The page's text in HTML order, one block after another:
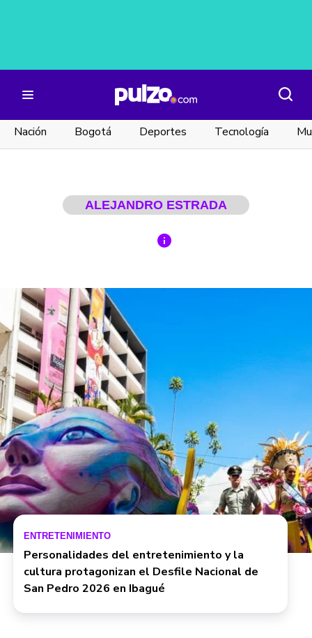
Nación Bogotá Deportes Tecnología
ALEJANDRO ESTRADA
ENTRETENIMIENTO
Personalidades del entretenimiento y la
cultura protagonizan el Desfile Nacional de
San Pedro 2026 en Ibagué